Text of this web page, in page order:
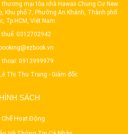
thương mại tòa nhà Hawaii Chung Cư New
Khu phố 7, Phường An Khánh, Thành phố
Tp.HCM, Việt Nam
thuế: 0312702942
booking@ezbook.vn
thoại: 0913999979
Thị Thu Trang - Giám đốc
SÁCH
Chế Hoạt Động